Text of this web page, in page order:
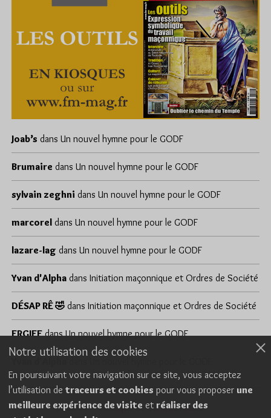
Joab’s dans Un nouvel hymne pour le GODF
Brumaire dans Un nouvel hymne pour le GODF
sylvain zeghni dans Un nouvel hymne pour le GODF
marcorel dans Un nouvel hymne pour le GODF
lazare-lag dans Un nouvel hymne pour le GODF
Yvan d'Alpha dans Initiation maçonnique et Ordres de Société
DÉSAP RÊ 🤣 dans Initiation maçonnique et Ordres de Société
ERGIEFdansUn nouvel hymne pour le GODF
Cookies
Politique de confidentialité
Notre utilisation des cookies
En poursuivant votre navigation sur ce site, vous acceptez
l’utilisation de traceurs et cookies pour vous proposer une
meilleure expérience de visite et réaliser des